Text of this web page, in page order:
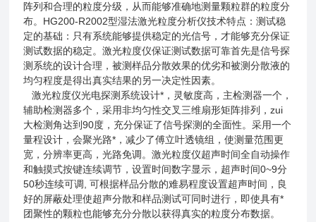
阵列和合理的粒度分级，从而能够准确地测量颗粒群的粒度分
布。HG200-R2002型湿法激光粒度分析仪技术特点：测试稳
定的基础：只有系统能够提供稳定的光信号，才能够充分保证
测试数据的稳定。激光粒度仪保证测试数据可靠首先是信号探
测系统的设计合理，被测样品分散效果的优劣和被测分散液的
均匀程度是得出真实结果的另一决定性因素。
激光粒度仪光电探测系统设计*，灵敏度高，主检测器一个，
辅助检测器多个，采用非均匀性交叉三维扇形矩阵排列，zui
大检测角达到90度，充分保证了信号探测的全面性。采用一个
量程设计，会聚光路*，减少了傅立叶透镜组，使测量范围更
宽，分辨率更高，光路免调。激光粒度仪超声时间全自动操作
和触摸式按键连续调节，设置时间数字显示，超声时间0~9分
50秒连续可调, 可根据样品分散的难易程度设置超声时间，良
好的屏蔽处理使超声分散和样品测试可同时进行，即使具有*
团聚性的颗粒也能够充分分散以获得真实的粒度分布数据。